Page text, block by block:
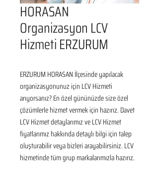
HORASAN
Organizasyon LCV
Hizmeti ERZURUM
ERZURUM HORASAN İlçesinde yapılacak
organizasyonunuz için LCV Hizmeti
arıyorsanız? En özel gününüzde size özel
çözümlerle hizmet vermek için hazırız. Davet
LCV Hizmet detaylarımız ve LCV Hizmet
fiyatlarımız hakkında detaylı bilgi için talep
oluşturabilir veya bizleri arayabilirsiniz. LCV
hizmetinde tüm grup markalarımızla hazırız.